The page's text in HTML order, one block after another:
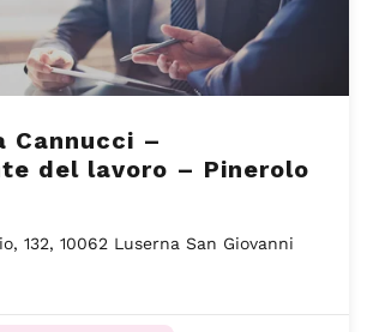
Cannucci –
del lavoro – Pinerolo
132, 10062 Luserna San Giovanni